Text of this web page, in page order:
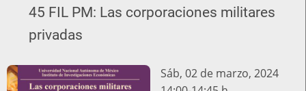
45 FIL PM: Las corporaciones militares
privadas
Sáb, 02 de marzo, 2024